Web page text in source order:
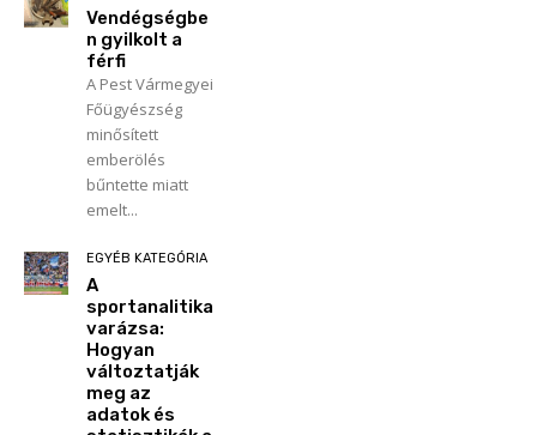
Vendégségbe
n gyilkolt a
férfi
A Pest Vármegyei
Főügyészség
minősített
emberölés
bűntette miatt
emelt...
EGYÉB KATEGÓRIA
A
sportanalitika
varázsa:
Hogyan
változtatják
meg az
adatok és